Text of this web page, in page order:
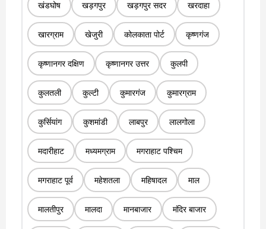
खंडघोष खड़गपुर खड़गपुर सदर खरदाहा
खारग्राम खेजुरी कोलकाता पोर्ट कृष्णगंज
कृष्णानगर दक्षिण कृष्णानगर उत्तर कुलपी
कुलतली कुल्टी कुमारगंज कुमारग्राम
कुर्सियांग कुशमांडी लाबपुर लालगोला
मदारीहाट मध्यमग्राम मगराहाट पश्चिम
मगराहाट पूर्व महेशतला महिषादल माल
मालतीपुर मालदा मानबाजार मंदिर बाजार